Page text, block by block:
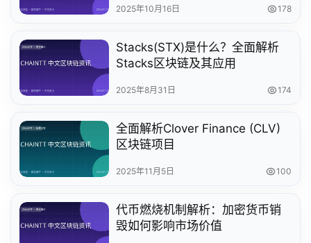
2025年10月16日 178
Stacks(STX)是什么？全面解析
Stacks区块链及其应用
2025年8月31日 174
全面解析Clover Finance (CLV)
区块链项目
2025年11月5日 100
代币燃烧机制解析：加密货币销
毁如何影响市场价值